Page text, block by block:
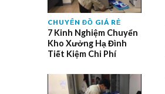
CHUYỂN ĐỒ GIÁ RẺ
7 Kinh Nghiệm Chuyển
Kho Xưởng Hạ Đình
Tiết Kiệm Chi Phí